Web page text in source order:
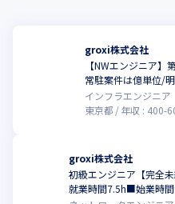
groxi株式会社
【NWエンジニア
常駐案件は億単位/
インフラエンジニア
東京都
年収 : 400-
groxi株式会社
初級エンジニア【完全
就業時間7.5h■始業時